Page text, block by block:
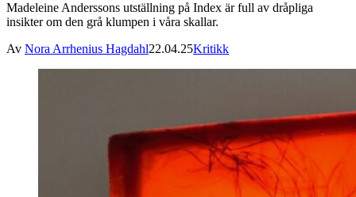
Madeleine Anderssons utställning på Index är full av dråpliga
insikter om den grå klumpen i våra skallar.
Av Nora Arrhenius Hagdahl22.04.25Kritikk